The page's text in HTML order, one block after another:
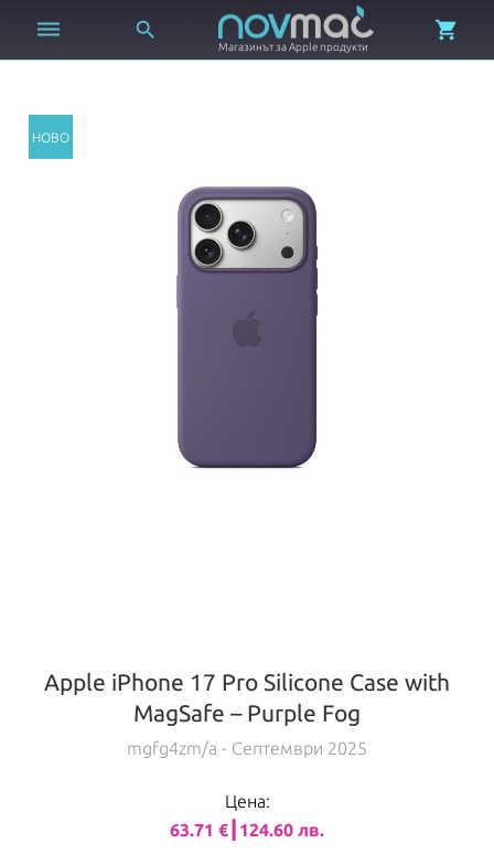
 
Магазинът за Apple продукти

Apple iPhone 17 Pro Silicone Case with
MagSafe – Purple Fog
mgfg4zm/a - Септември 2025
Цена:
63.71 €┃124.60 лв.